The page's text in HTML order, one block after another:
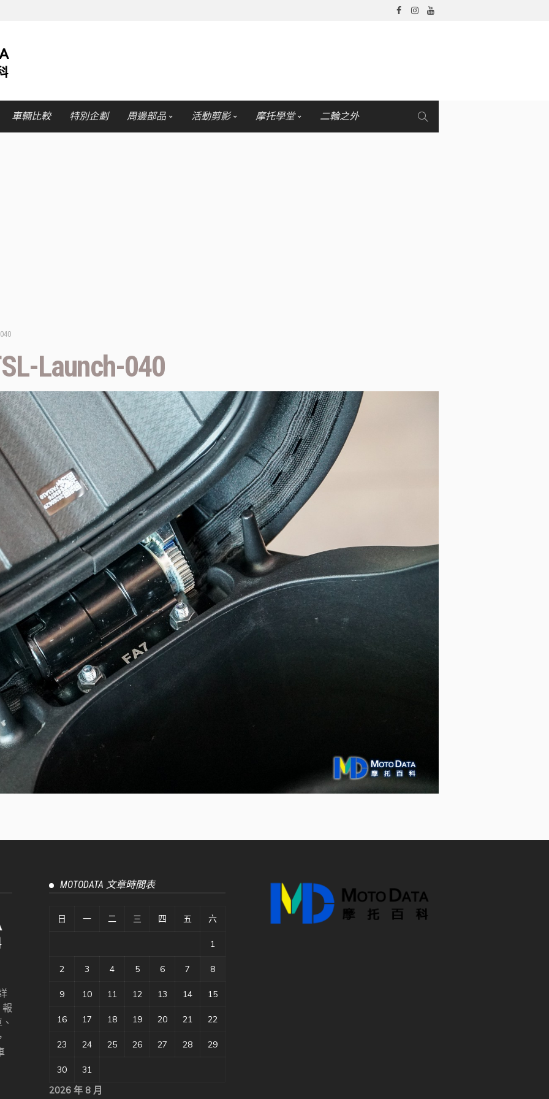
車輛比較 特別企劃 周邊部品 活動剪影 摩托學堂 二輪之外
Launch-040
MOTODATA 文章時間表
2026 年 8 月
日 一 二 三 四 五 六
1
2 3 4 5 6 7 8
9 10 11 12 13 14 15
16 17 18 19 20 21 22
23 24 25 26 27 28 29
30 31